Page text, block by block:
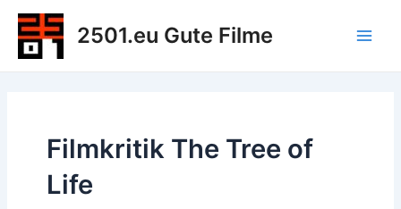
Zum
Inhalt
springen
2501.eu Gute Filme
Filmkritik The Tree of
Life